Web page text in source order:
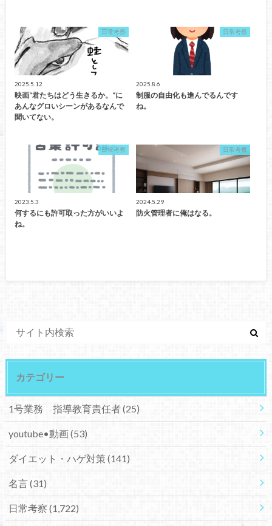
日常考察
2025.5.12
映画“君たちはどう生きるか。“に
あんなグロいシーンがあるなんで
聞いてない。
日常考察
2025.8.6
制服の自由化も進んでるんです
ね。
日常考察
2023.5.3
何するにも許可取った方がいいよ
ね。
日常考察
2024.5.29
防火管理者に俺はなる。
カテゴリー
1号業務 指導教育責任者(25)
youtube•動画(53)
ダイエット・ハゲ対策(141)
名言(31)
日常考察 (1,722)